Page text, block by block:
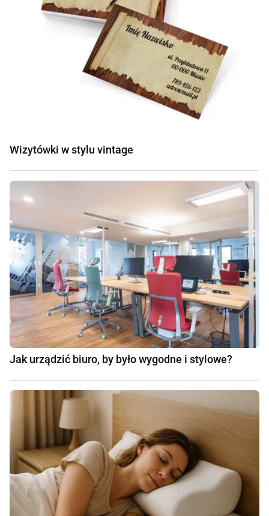
Wizytówki w stylu vintage
Jak urządzić biuro, by było wygodne i stylowe?